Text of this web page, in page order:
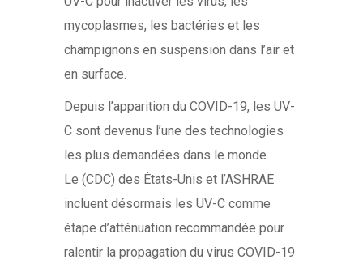
mycoplasmes, les bactéries et les
champignons en suspension dans l’air et
en surface.
Depuis l’apparition du COVID-19, les UV-
C sont devenus l’une des technologies
les plus demandées dans le monde.
Le (CDC) des États-Unis et l’ASHRAE
incluent désormais les UV-C comme
étape d’atténuation recommandée pour
ralentir la propagation du virus COVID-19